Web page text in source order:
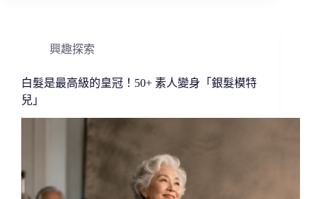
興趣探索
白髮是最高級的皇冠！50+ 素人變身「銀髮模特
兒」